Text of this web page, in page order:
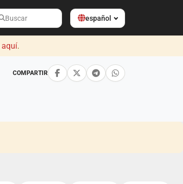
Buscar
español
aquí.
COMPARTIR